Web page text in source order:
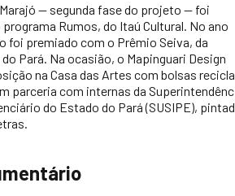
— segunda fase do projeto — foi
Rumos, do Itaú Cultural. No ano
foi premiado com o Prêmio Seiva, da
Pará. Na ocasião, o Mapinguari Design
na Casa das Artes com bolsas
parceria com internas da
do Estado do Pará (SUSIPE),